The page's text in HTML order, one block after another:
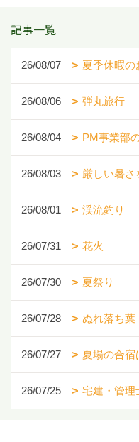
記事一覧
26/08/07 夏季休暇の
26/08/06 弾丸旅行
26/08/04 PM事業部
26/08/03 厳しい暑さ
26/08/01 渓流釣り
26/07/31 花火
26/07/30 夏祭り
26/07/28 ぬれ落ち葉
26/07/27 夏場の合宿
26/07/25 宅建・管理